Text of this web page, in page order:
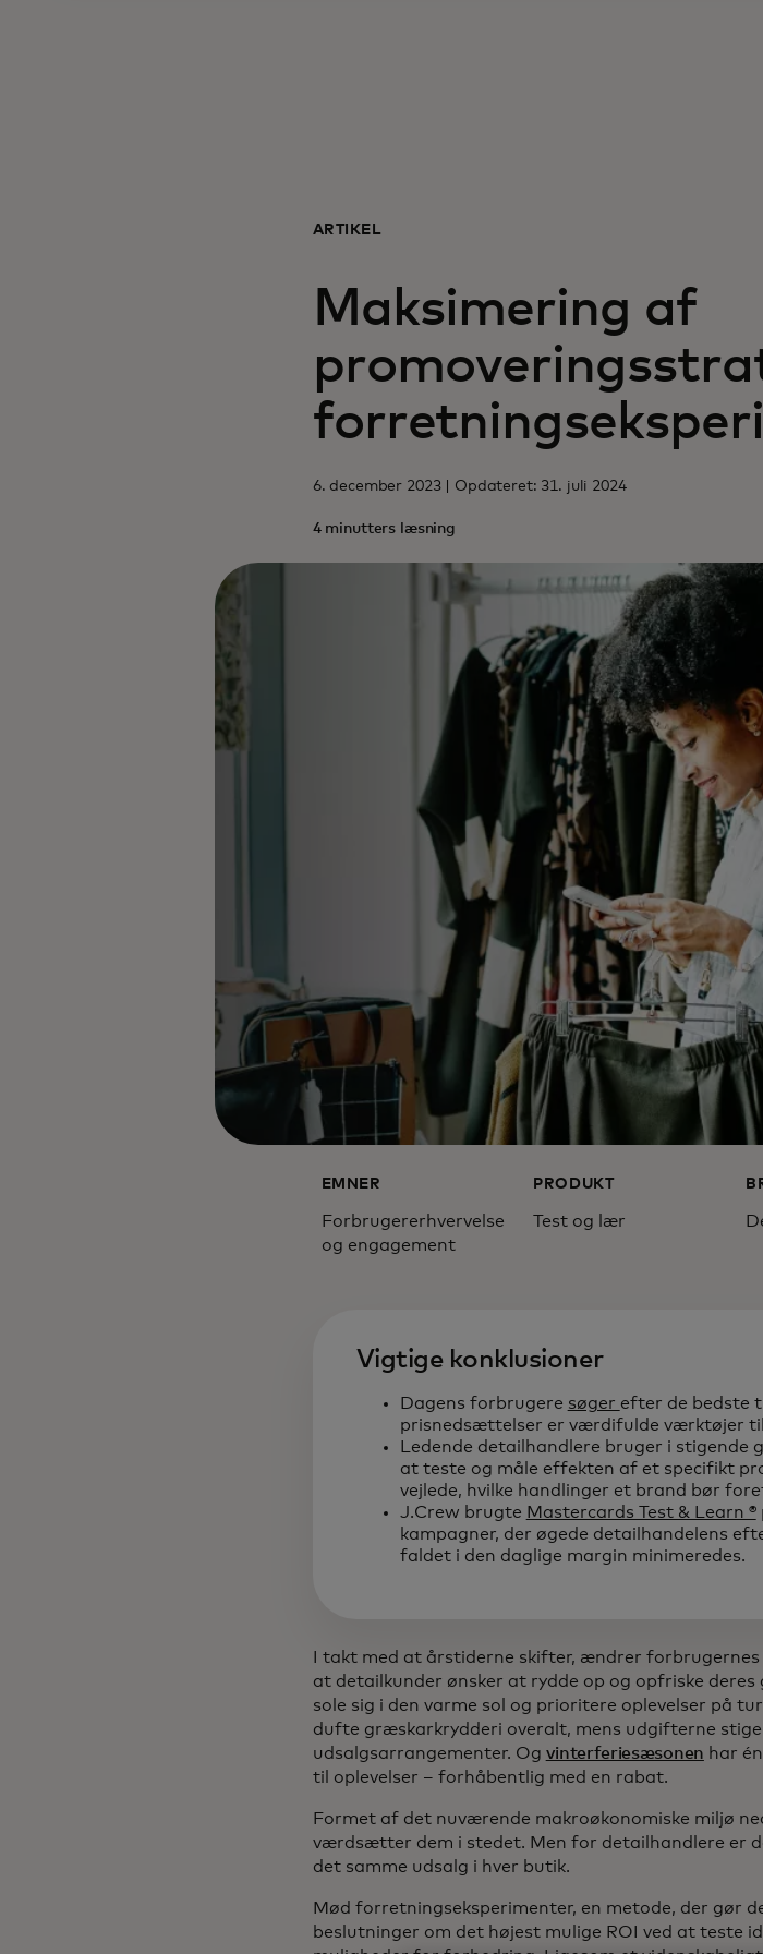
ARTIKEL
Maksimering af
6. december 2023 | Opdateret: 31. juli 2024
4 minutters læsning
EMNER
Forbrugererhvervelse
og engagement
PRODUKT
Test og lær
Vigtige konklusioner
Dagens forbrugere søger efter de bedste
prisnedsættelser er værdifulde værktøjer
Ledende detailhandlere bruger i stigende
at teste og måle effekten af et specifikt
vejlede, hvilke handlinger et brand bør
J.Crew brugte Mastercards Test & Learn ®
kampagner, der øgede detailhandelens
faldet i den daglige margin minimeredes.
I takt med at årstiderne skifter, ændrer
at detailkunder ønsker at rydde op og opfriske
sole sig i den varme sol og prioritere oplevelser på
dufte græskarkrydderi overalt, mens udgifterne
udsalgsarrangementer. Og vinterferiesæsonen har
til oplevelser – forhåbentlig med en rabat.
Formet af det nuværende makroøkonomiske miljø
værdsætter dem i stedet. Men for detailhandlere er
det samme udsalg i hver butik.
Mød forretningseksperimenter, en metode, der gør
beslutninger om det højest mulige ROI ved at teste